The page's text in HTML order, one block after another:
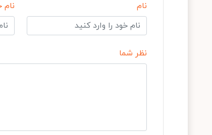
نام نام
نظر شما